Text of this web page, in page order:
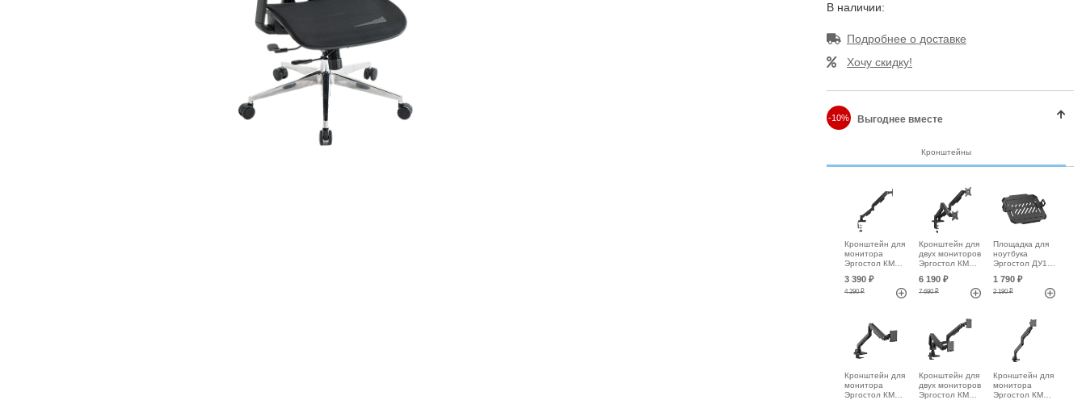
В наличии:
Подробнее о доставке
Хочу скидку!
-10% Выгоднее вместе
Кронштейны
Кронштейн для
монитора
Эргостол КМ1-
3 390 ₽
4 290 ₽
Кронштейн для
монитора
Эргостол КМ1-
Кронштейн для
двух мониторов
Эргостол КМ1-
6 190 ₽
7 690 ₽
Кронштейн для
двух мониторов
Эргостол КМ1-
Площадка для
ноутбука
Эргостол ДУ1-
1 790 ₽
2 190 ₽
Кронштейн для
монитора
Эргостол КМ1-